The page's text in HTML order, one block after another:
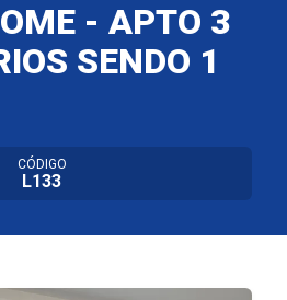
- APTO 3
SENDO 1
CÓDIGO
L133